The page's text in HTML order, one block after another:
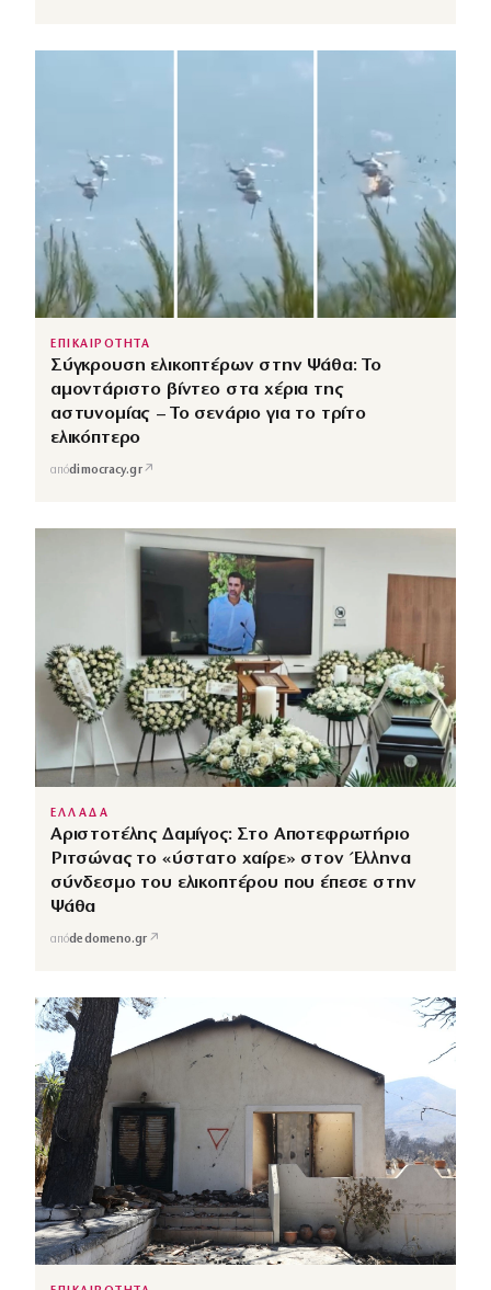
ΕΠΙΚΑΙΡΟΤΗΤΑ
Σύγκρουση ελικοπτέρων στην Ψάθα: Το
αμοντάριστο βίντεο στα χέρια της
αστυνομίας – Το σενάριο για το τρίτο
ελικόπτερο
απόdimocracy.gr↗
ΕΛΛΑΔΑ
Αριστοτέλης Δαμίγος: Στο Αποτεφρωτήριο
Ριτσώνας το «ύστατο χαίρε» στον Έλληνα
σύνδεσμο του ελικοπτέρου που έπεσε στην
Ψάθα
απόdedomeno.gr ↗